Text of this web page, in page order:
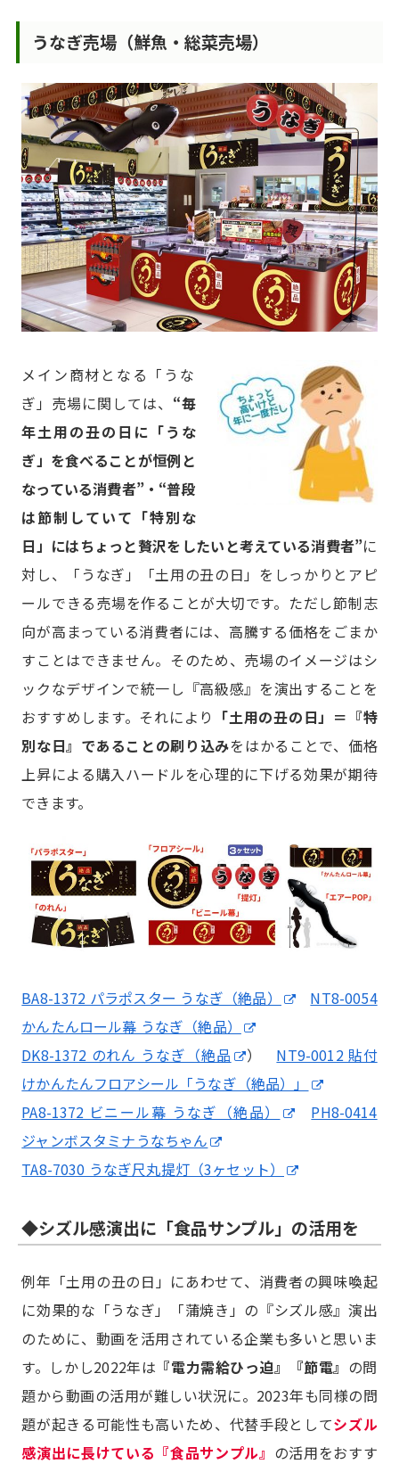
うなぎ売場（鮮魚・総菜売場）
メイン商材となる「うな
ぎ」売場に関しては、 “毎
年土用の丑の日に「うな
ぎ」を食べることが恒例と
なっている消費者”・“普段
は節制していて「特別な
日」にはちょっと贅沢をしたいと考えている消費者”に
対し、「うなぎ」「土用の丑の日」をしっかりとアピ
ールできる売場を作ることが大切です。ただし節制志
向が高まっている消費者には、高騰する価格をごまか
すことはできません。そのため、売場のイメージはシ
ックなデザインで統一し『高級感』を演出することを
おすすめします。それにより 「土用の丑の日」＝『特
別な日』であることの刷り込みをはかることで、価格
上昇による購入ハードルを心理的に下げる効果が期待
できます。
BA8-1372 パラポスター うなぎ（絶品）
NT8-0054
かんたんロール幕 うなぎ（絶品）
DK8-1372 のれん うなぎ（絶品
） NT9-0012 貼付
けかんたんフロアシール「うなぎ（絶品）」
PA8-1372 ビニール幕 うなぎ（絶品）
PH8-0414
ジャンボスタミナうなちゃん
TA8-7030 うなぎ尺丸提灯（3ヶセット）
◆シズル感演出に「食品サンプル」の活用を
例年「土用の丑の日」にあわせて、消費者の興味喚起
に効果的な「うなぎ」「蒲焼き」の『シズル感』演出
のために、動画を活用されている企業も多いと思いま
す。しかし2022年は 『電力需給ひっ迫』『節電』 の問
題から動画の活用が難しい状況に。2023年も同様の問
題が起きる可能性も高いため、代替手段としてシズル
感演出に長けている『食品サンプル』 の活用をおすす